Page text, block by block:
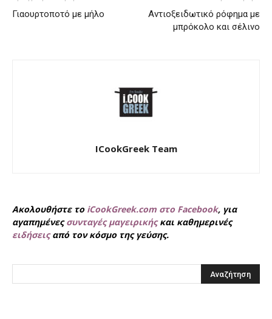
Γιαουρτοποτό με μήλο
Αντιοξειδωτικό ρόφημα με
μπρόκολο και σέλινο
ICookGreek Team
Ακολουθήστε το iCookGreek.com στο Facebook, για
αγαπημένεςσυνταγές μαγειρικήςκαι καθημερινές
ειδήσειςαπό τον κόσμο της γεύσης.